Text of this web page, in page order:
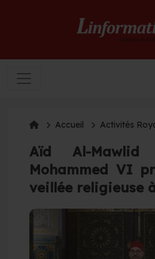
Accueil Activités
Aïd Al-
Mohammed VI
veillée religieuse